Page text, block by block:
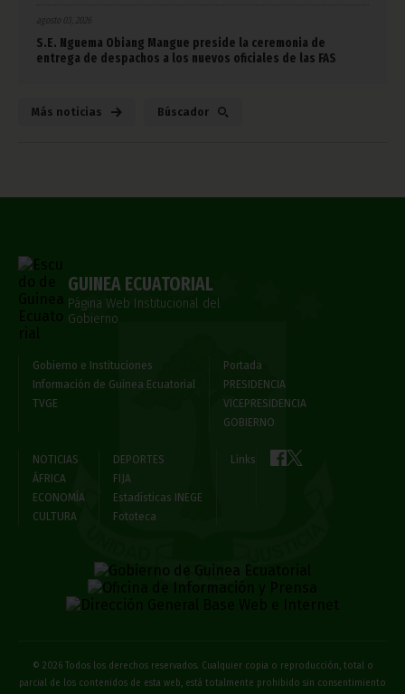
agosto 03, 2026
S.E. Nguema Obiang Mangue preside la ceremonia de
entrega de despachos a los nuevos oficiales de las FAS
Más noticias Búscador
GUINEA ECUATORIAL
Página Web Institucional del
Gobierno
Gobierno e Instituciones
Información de Guinea Ecuatorial
TVGE
Portada
PRESIDENCIA
VICEPRESIDENCIA
GOBIERNO
NOTICIAS
ÁFRICA
ECONOMÍA
CULTURA
DEPORTES
FIJA
Estadísticas INEGE
Fototeca
Links
© 2026 Todos los derechos reservados. Cualquier copia o reproducción, total o
parcial de los contenidos de esta web, está totalmente prohibido sin consentimiento